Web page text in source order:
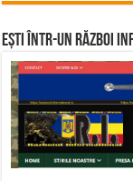
Ești într-un RĂZBOI